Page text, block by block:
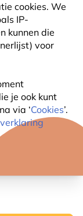
cookies. We
IP-
kunnen die
voor
je ook kunt
via ‘Cookies’.
vogels
houdt
glans- en